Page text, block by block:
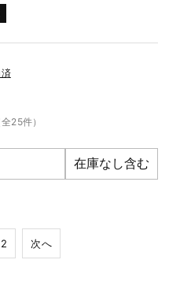
全25件）
2 次へ